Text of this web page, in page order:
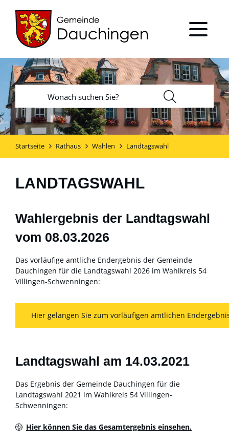
Startseite Rathaus Wahlen Landtagswahl
LANDTAGSWAHL
Wahlergebnis der Landtagswahl
vom 08.03.2026
Das vorläufige amtliche Endergebnis der Gemeinde
Dauchingen für die Landtagswahl 2026 im Wahlkreis 54
Villingen-Schwenningen:
Hier gelangen Sie zum vorläufigen amtlichen
Landtagswahl am 14.03.2021
Das Ergebnis der Gemeinde Dauchingen für die
Landtagswahl 2021 im Wahlkreis 54 Villingen-
Schwenningen:
Hier können Sie das Gesamtergebnis einsehen.